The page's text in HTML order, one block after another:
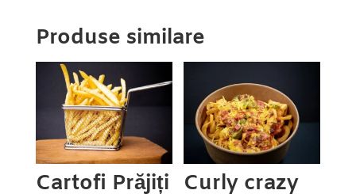
Produse similare
Cartofi Prăjiți Curly crazy